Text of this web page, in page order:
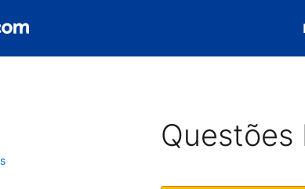
Questões